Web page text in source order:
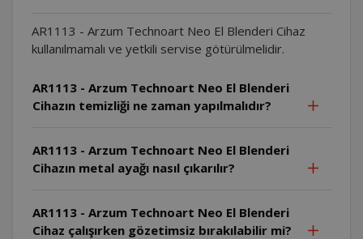
AR1113 - Arzum Technoart Neo El Blenderi Cihaz
kullanılmamalı ve yetkili servise götürülmelidir.
AR1113 - Arzum Technoart Neo El Blenderi
Cihazın temizliği ne zaman yapılmalıdır?
AR1113 - Arzum Technoart Neo El Blenderi
Cihazın metal ayağı nasıl çıkarılır?
AR1113 - Arzum Technoart Neo El Blenderi
Cihaz çalışırken gözetimsiz bırakılabilir mi?